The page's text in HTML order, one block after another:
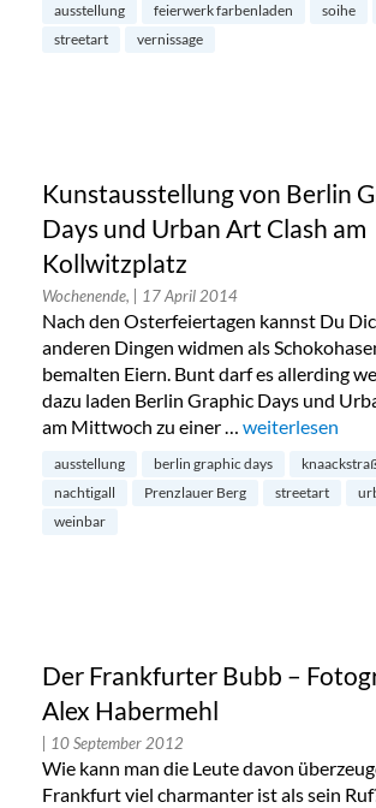
ausstellung feierwerk farbenladen soihe
streetart
vernissage
Kunstausstellung von Berlin
Days und Urban Art Clash am
Kollwitzplatz
Wochenende, | 17 April 2014
Nach den Osterfeiertagen kannst Du
anderen Dingen widmen als
bemalten Eiern. Bunt darf es allerding
dazu laden Berlin Graphic Days und
am Mittwoch zu einer … weiterlesen
ausstellung berlin graphic days
nachtigall
Prenzlauer Berg streetart
weinbar
Der Frankfurter Bubb –
Alex Habermehl
| 10 September 2012
Wie kann man die Leute davon
Frankfurt viel charmanter ist als sein